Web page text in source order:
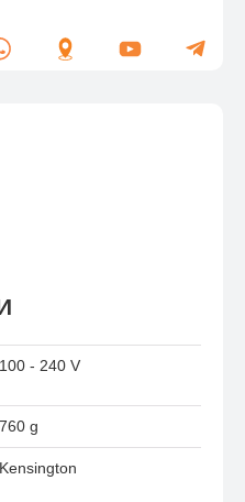
100 - 240 V
760 g
Kensington